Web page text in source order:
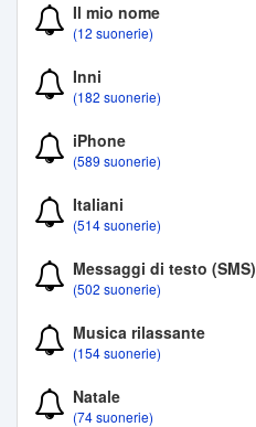
Il mio nome
(12 suonerie)
Inni
(182 suonerie)
iPhone
(589 suonerie)
Italiani
(514 suonerie)
Messaggi di testo (SMS)
(502 suonerie)
Musica rilassante
(154 suonerie)
Natale
(74 suonerie)